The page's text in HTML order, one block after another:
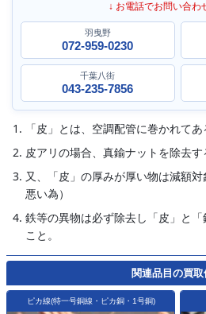
↓ お電話でお問い合わ
羽曳野
072-959-0230
千葉八街
043-235-7856
「皮」とは、空調配管に巻かれてあ
皮アリの場合、真鍮ナットを除去す
又、「皮」の厚みが厚い物は減額
悪い為）
鉄等の異物は必ず除去し「皮」と
こと。
関連品目の買取
ピカ線(特一号銅線・ピカ銅・1号銅)